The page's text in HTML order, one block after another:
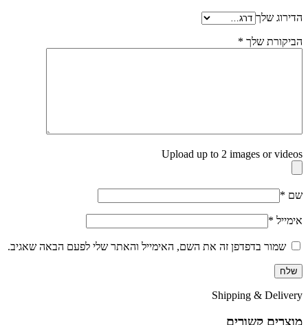
הדירוג שלך
הביקורת שלך *
Upload up to 2 images or videos
שם *
אימייל *
שמור בדפדפן זה את השם, האימייל והאתר שלי לפעם הבאה שאגיב.
Shipping & Delivery
מוצרים קשורים